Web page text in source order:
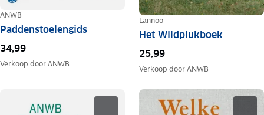
ANWB
Paddenstoelengids
34,99
Verkoop doorANWB
Lannoo
Het Wildplukboek
25,99
Verkoop doorANWB